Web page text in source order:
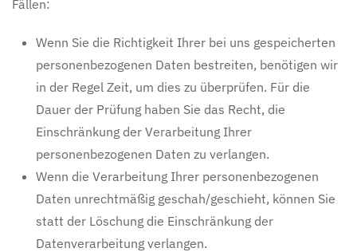
Fällen:
Wenn Sie die Richtigkeit Ihrer bei uns gespeicherten
personenbezogenen Daten bestreiten, benötigen wir
in der Regel Zeit, um dies zu überprüfen. Für die
Dauer der Prüfung haben Sie das Recht, die
Einschränkung der Verarbeitung Ihrer
personenbezogenen Daten zu verlangen.
Wenn die Verarbeitung Ihrer personenbezogenen
Daten unrechtmäßig geschah/geschieht, können Sie
statt der Löschung die Einschränkung der
Datenverarbeitung verlangen.